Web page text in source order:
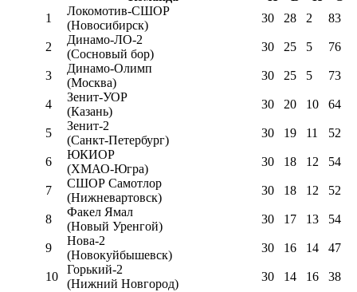
1
Локомотив-CШОР
(Новосибирск)
30 28 2 83
2
Динамо-ЛО-2
(Сосновый бор)
30 25 5 76
3
Динамо-Олимп
(Москва)
30 25 5 73
4
Зенит-УОР
(Казань)
30 20 10 64
5
Зенит-2
(Санкт-Петербург)
30 19 11 52
6
ЮКИОР
(ХМАО-Югра)
30 18 12 54
7
СШОР Самотлор
(Нижневартовск)
30 18 12 52
8
Факел Ямал
(Новый Уренгой)
30 17 13 54
9
Нова-2
(Новокуйбышевск)
30 16 14 47
10
Горький-2
(Нижний Новгород)
30 14 16 38